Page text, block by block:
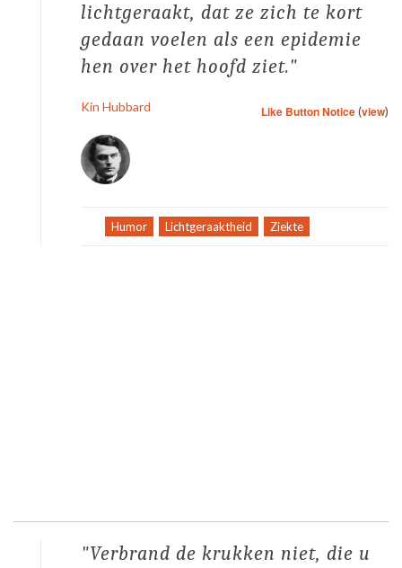
lichtgeraakt, dat ze zich te kort
gedaan voelen als een epidemie
hen over het hoofd ziet.
Like Button Notice(view)
Kin Hubbard
Humor Lichtgeraaktheid Ziekte
Verbrand de krukken niet, die u